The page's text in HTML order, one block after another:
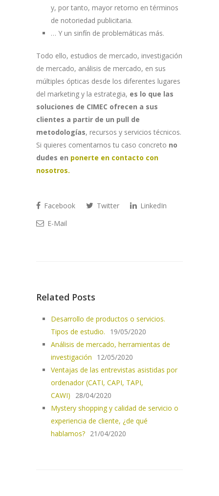
y, por tanto, mayor retorno en términos
de notoriedad publicitaria.
… Y un sinfín de problemáticas más.
Todo ello, estudios de mercado, investigación
de mercado, análisis de mercado, en sus
múltiples ópticas desde los diferentes lugares
del marketing y la estrategia, es lo que las
soluciones de CIMEC ofrecen a sus
clientes a partir de un pull de
metodologías, recursos y servicios técnicos.
Si quieres comentarnos tu caso concreto no
dudes en ponerte en contacto con
nosotros.
Facebook Twitter
LinkedIn
E-Mail
Related Posts
Desarrollo de productos o servicios.
Tipos de estudio.
19/05/2020
Análisis de mercado, herramientas de
investigación
12/05/2020
Ventajas de las entrevistas asistidas por
ordenador (CATI, CAPI, TAPI,
CAWI)
28/04/2020
Mystery shopping y calidad de servicio o
experiencia de cliente, ¿de qué
hablamos? 21/04/2020